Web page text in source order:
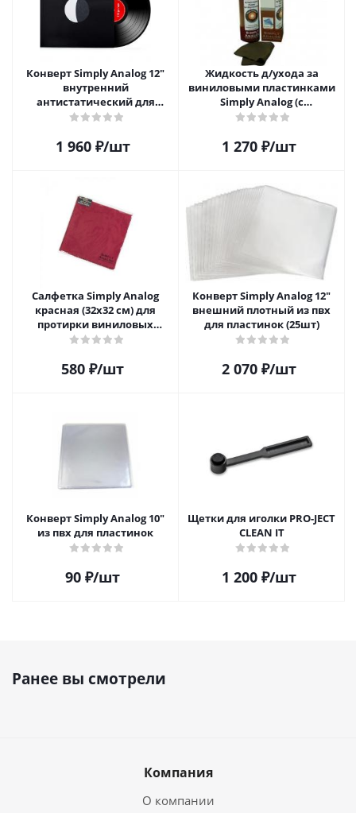
Конверт Simply Analog 12"
внутренний
антистатический для
пластинок (25 шт)
1 960₽/шт
Жидкость д/ухода за
виниловыми пластинками
Simply Analog (с
распылителем, 200 мл) и
1 270₽/шт
Салфетка Simply Analog
красная (32х32 см) для
протирки виниловых
пластинок из микрофибры
580 ₽/шт
Конверт Simply Analog 12"
внешний плотный из пвх
для пластинок (25шт)
2 070₽/шт
Конверт Simply Analog 10"
из пвх для пластинок
90 ₽/шт
Щетки для иголки PRO-JECT
CLEAN IT
1 200₽/шт
Ранее вы смотрели
Компания
О компании